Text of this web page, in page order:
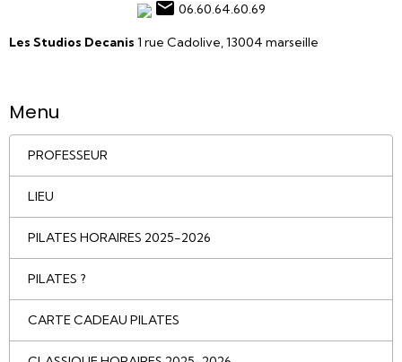
06.60.64.60.69
Les Studios Decanis 1 rue Cadolive, 13004 marseille
Menu
PROFESSEUR
LIEU
PILATES HORAIRES 2025-2026
PILATES ?
CARTE CADEAU PILATES